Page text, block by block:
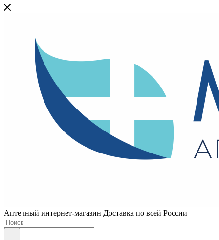
Аптечный интернет-магазин Доставка по всей России